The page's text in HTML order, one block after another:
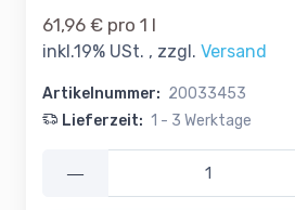
61,96 € pro 1 l
inkl.19% USt. , zzgl. Versand
Artikelnummer: 20033453
Lieferzeit: 1 - 3 Werktage
—